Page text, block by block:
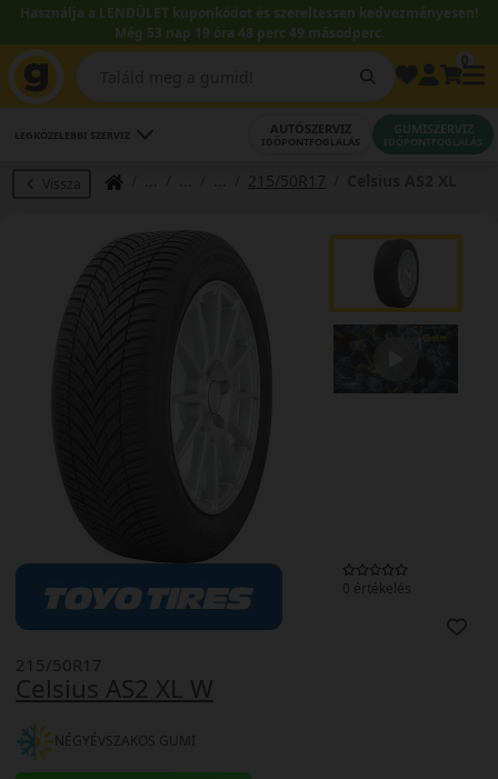
Használja a LENDÜLET kuponkódot és szereltessen kedvezményesen!
Még 53 nap 19 óra 48 perc 48 másodperc.
LEGKÖZELEBBI SZERVIZ AUTÓSZERVIZ
IDŐPONTFOGLALÁS
GUMISZERVIZ
IDŐPONTFOGLALÁS
Vissza 215/50R17
0 értékelés
Celsius AS2 XL W
215/50R17
NÉGYÉVSZAKOS GUMI